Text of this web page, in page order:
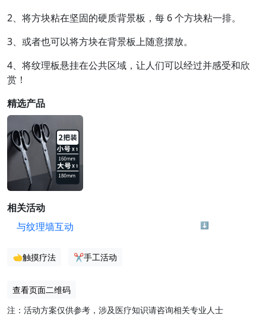
2、将方块粘在坚固的硬质背景板，每 6 个方块粘一排。
3、或者也可以将方块在背景板上随意摆放。
4、将纹理板悬挂在公共区域，让人们可以经过并感受和欣
赏！
精选产品
相关活动
与纹理墙互动
⬇️
🫲触摸疗法 ✂️手工活动
查看页面二维码
注：活动方案仅供参考，涉及医疗知识请咨询相关专业人士